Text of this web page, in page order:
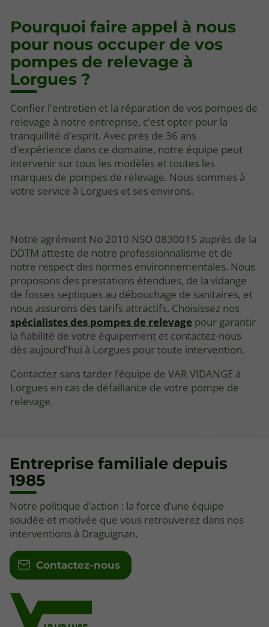
Pourquoi faire appel à nous
pour nous occuper de vos
pompes de relevage à
Lorgues ?
Confier l'entretien et la réparation de vos pompes de
relevage à notre entreprise, c'est opter pour la
tranquillité d'esprit. Avec près de 36 ans
d'expérience dans ce domaine, notre équipe peut
intervenir sur tous les modèles et toutes les
marques de pompes de relevage. Nous sommes à
votre service à Lorgues et ses environs.
Notre agrément No 2010 NSO 0830015 auprès de la
DDTM atteste de notre professionnalisme et de
notre respect des normes environnementales. Nous
proposons des prestations étendues, de la vidange
de fosses septiques au débouchage de sanitaires, et
nous assurons des tarifs attractifs. Choisissez nos
spécialistes des pompes de relevage pour garantir
la fiabilité de votre équipement et contactez-nous
dès aujourd'hui à Lorgues pour toute intervention.
Contactez sans tarder l’équipe de VAR VIDANGE à
Lorgues en cas de défaillance de votre pompe de
relevage.
Entreprise familiale depuis
1985
Notre politique d’action : la force d’une équipe
soudée et motivée que vous retrouverez dans nos
interventions à Draguignan.
Contactez-nous